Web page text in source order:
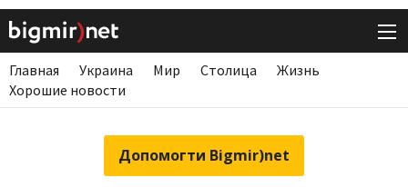
Главная Украина Мир Столица
Жизнь
Хорошие новости
Допомогти Bigmir)net